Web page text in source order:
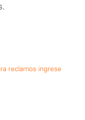
reclamos ingrese